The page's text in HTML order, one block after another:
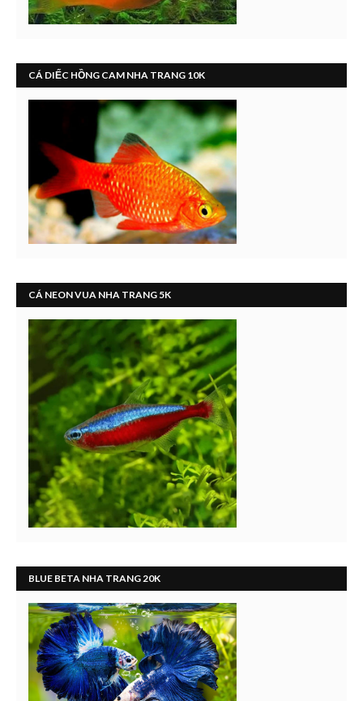
CÁ DIẾC HỒNG CAM NHA TRANG 10K
CÁ NEON VUA NHA TRANG 5K
BLUE BETA NHA TRANG 20K